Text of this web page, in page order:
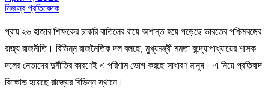
নিজস্ব প্রতিবেদক
প্রায় ২৬ হাজার শিক্ষকের চাকরি বাতিলের রায়ে অশান্ত হয়ে পড়েছে ভারতের পশ্চিমবঙ্গের
রাজ্য রাজনীতি। বিভিন্ন রাজনৈতিক দল বলছে, মুখ্যমন্ত্রী মমতা বন্দ্যোপাধ্যায়ের শাসক
দলের নেতাদের দুর্নীতির কারণেই এ পরিণাম ভোগ করছে সাধারণ মানুষ। এ নিয়ে প্রতিবাদ
বিক্ষোভ হয়েছে রাজ্যের বিভিন্ন স্থানে।